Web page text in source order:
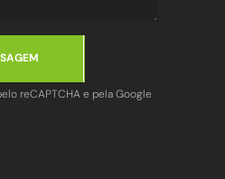
reCAPTCHA e pela Google